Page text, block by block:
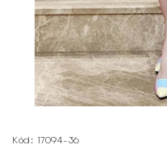
Kód: 17094-36